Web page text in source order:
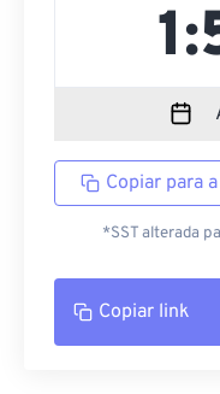
Copiar para
*SST alterada
Copiar link